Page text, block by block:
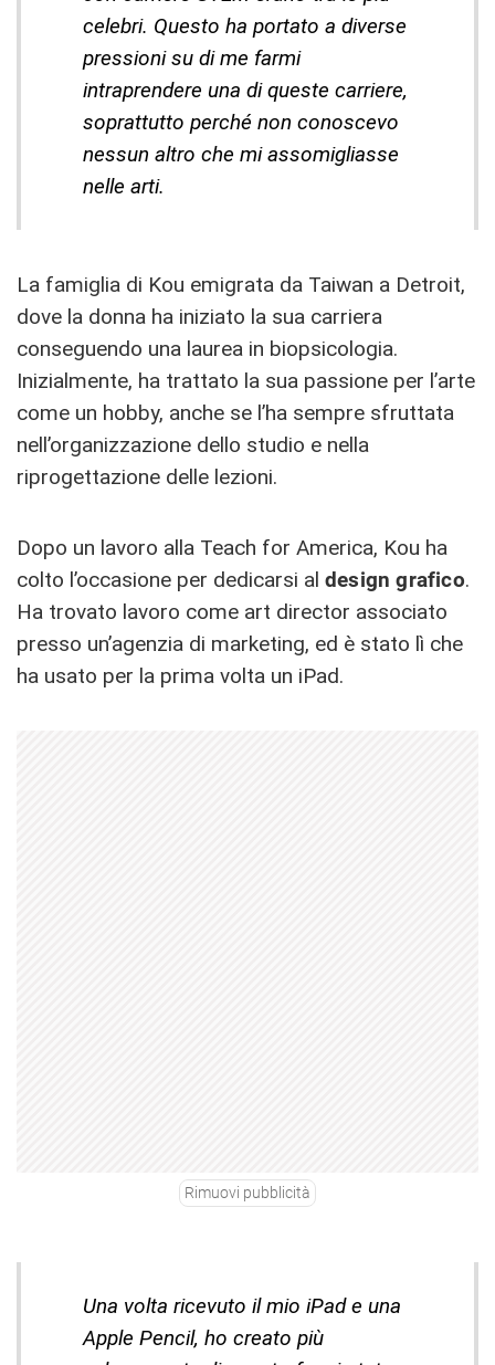
celebri. Questo ha portato a diverse
pressioni su di me farmi
intraprendere una di queste carriere,
soprattutto perché non conoscevo
nessun altro che mi assomigliasse
nelle arti.
La famiglia di Kou emigrata da Taiwan a Detroit,
dove la donna ha iniziato la sua carriera
conseguendo una laurea in biopsicologia.
Inizialmente, ha trattato la sua passione per l’arte
come un hobby, anche se l’ha sempre sfruttata
nell’organizzazione dello studio e nella
riprogettazione delle lezioni.
Dopo un lavoro alla Teach for America, Kou ha
colto l’occasione per dedicarsi al design grafico.
Ha trovato lavoro come art director associato
presso un’agenzia di marketing, ed è stato lì che
ha usato per la prima volta un iPad.
Rimuovi pubblicità
Una volta ricevuto il mio iPad e una
Apple Pencil, ho creato più